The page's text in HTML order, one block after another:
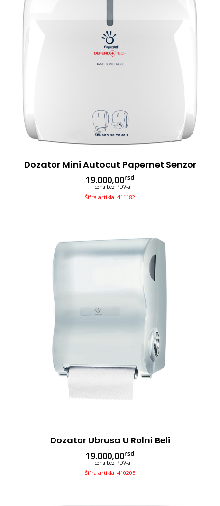
Dozator Mini Autocut Papernet Senzor
19.000,00rsd
cena bez PDV-a
Šifra artikla: 411182
Dozator Ubrusa U Rolni Beli
19.000,00rsd
cena bez PDV-a
Šifra artikla: 410205